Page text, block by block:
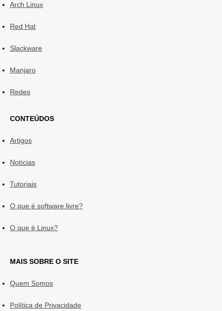
Arch Linux
Red Hat
Slackware
Manjaro
Redes
CONTEÚDOS
Artigos
Notícias
Tutoriais
O que é software livre?
O que é Linux?
MAIS SOBRE O SITE
Quem Somos
Política de Privacidade